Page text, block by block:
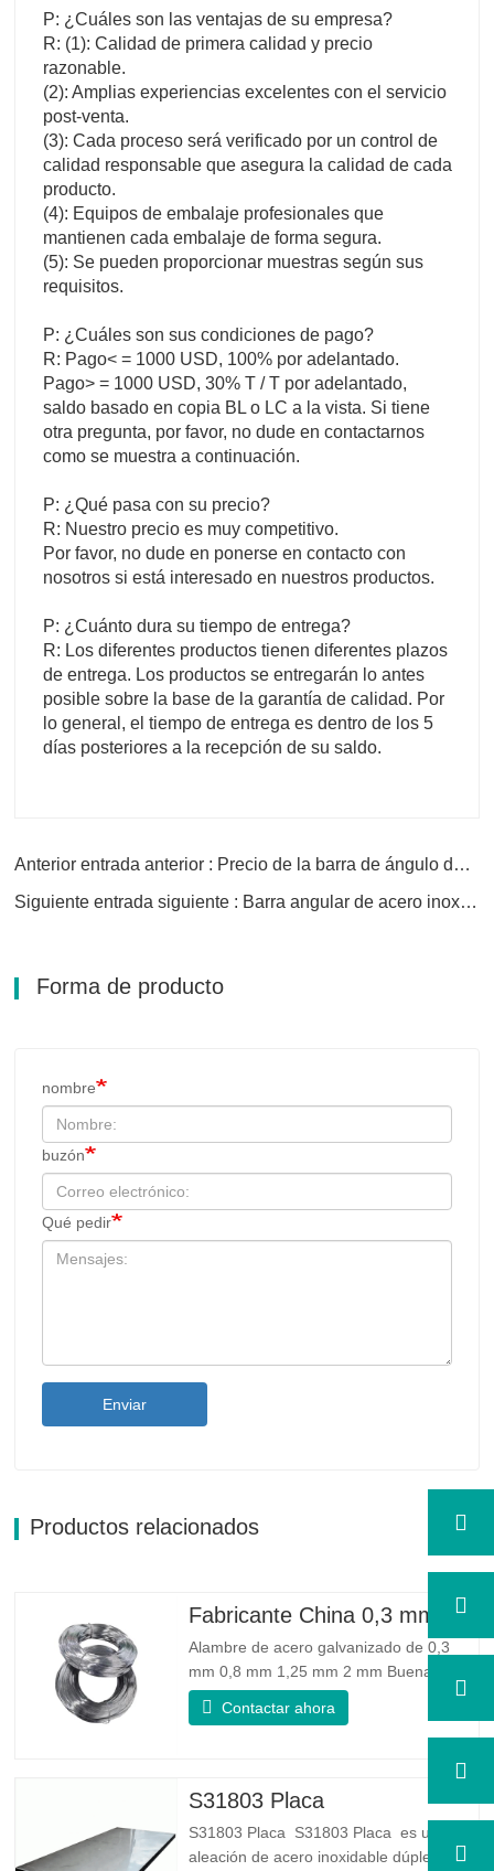
P: ¿Cuáles son las ventajas de su empresa?
R: (1): Calidad de primera calidad y precio
razonable.
(2): Amplias experiencias excelentes con el servicio
post-venta.
(3): Cada proceso será verificado por un control de
calidad responsable que asegura la calidad de cada
producto.
(4): Equipos de embalaje profesionales que
mantienen cada embalaje de forma segura.
(5): Se pueden proporcionar muestras según sus
requisitos.
P: ¿Cuáles son sus condiciones de pago?
R: Pago< = 1000 USD, 100% por adelantado.
Pago> = 1000 USD, 30% T / T por adelantado,
saldo basado en copia BL o LC a la vista. Si tiene
otra pregunta, por favor, no dude en contactarnos
como se muestra a continuación.
P: ¿Qué pasa con su precio?
R: Nuestro precio es muy competitivo.
Por favor, no dude en ponerse en contacto con
nosotros si está interesado en nuestros productos.
P: ¿Cuánto dura su tiempo de entrega?
R: Los diferentes productos tienen diferentes plazos
de entrega. Los productos se entregarán lo antes
posible sobre la base de la garantía de calidad. Por
lo general, el tiempo de entrega es dentro de los 5
días posteriores a la recepción de su saldo.
Anterior entrada anterior : Precio de la barra de ángulo de acero inoxidable
Siguiente entrada siguiente : Barra angular de acero inoxidable 316 316Ti
Forma de producto
nombre
buzón
Qué pedir
Enviar
Productos relacionados
Fabricante China 0,3 mm 0,8 mm 1,25 mm 2 mm Alambre de acero galvanizado
Alambre de acero galvanizado de 0,3
mm 0,8 mm 1,25 mm 2 mm Buena
confiabilidad: Puede mejorar algunos
nudos, rebabas y óxido en el alambre de
elasticidad es muy buena, muy adecuada
para hacer resortes. Especificación...
Contactar ahora
S31803 Placa
S31803 Placa S31803 Placa es una
aleación de acero inoxidable dúplex de